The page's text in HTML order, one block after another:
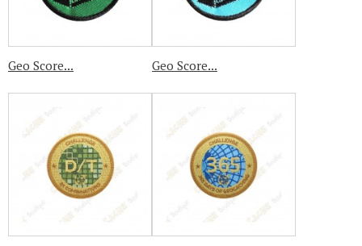
Geo Score... Geo Score...